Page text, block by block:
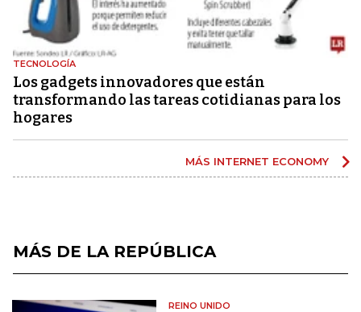
TECNOLOGÍA
Los gadgets innovadores que están
transformando las tareas cotidianas para los
hogares
MÁS INTERNET ECONOMY
MÁS DE LA REPÚBLICA
REINO UNIDO